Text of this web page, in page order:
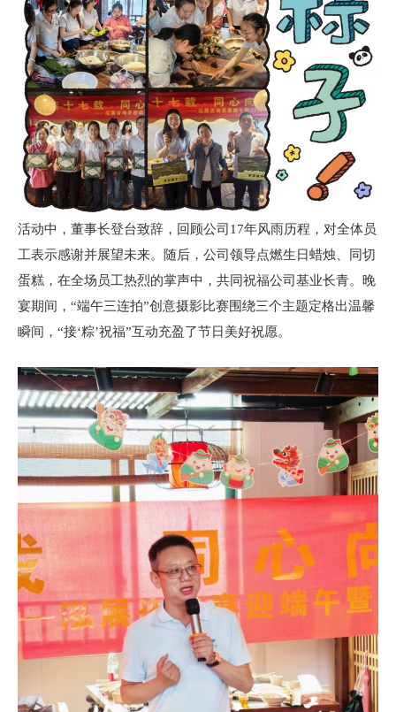
活动中，董事长登台致辞，回顾公司17年风雨历程，对全体员
工表示感谢并展望未来。随后，公司领导点燃生日蜡烛、同切
蛋糕，在全场员工热烈的掌声中，共同祝福公司基业长青。晚
宴期间，“端午三连拍”创意摄影比赛围绕三个主题定格出温馨
瞬间，“接‘粽’祝福”互动充盈了节日美好祝愿。